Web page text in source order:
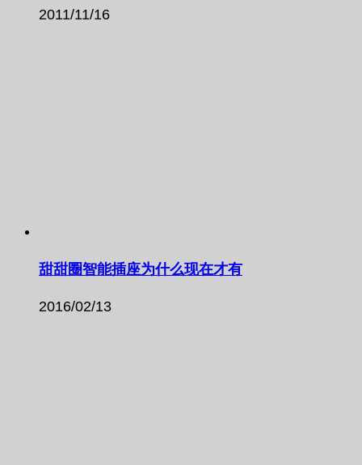
2011/11/16
甜甜圈智能插座为什么现在才有
2016/02/13